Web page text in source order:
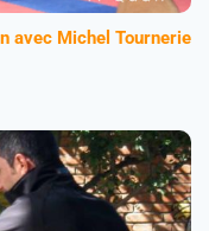
avec Michel Tournerie